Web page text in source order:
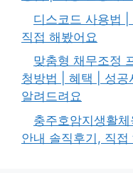
디스코드 사용법
직접 해봤어요
맞춤형 채무조정
청방법 | 혜택 | 성공
알려드려요
충주호암지생활
안내 솔직후기, 직접